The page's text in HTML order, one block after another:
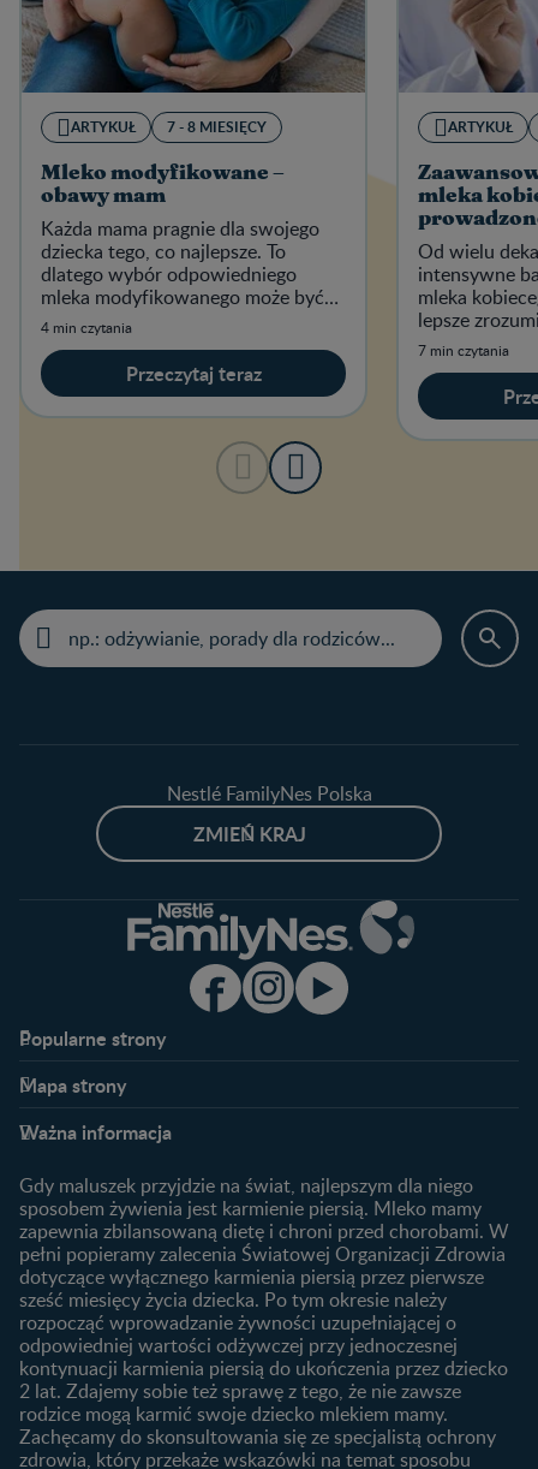
ARTYKUŁ 7 - 8 MIESIĘCY
Mleko modyfikowane –
obawy mam
Każda mama pragnie dla swojego
dziecka tego, co najlepsze. To
dlatego wybór odpowiedniego
mleka modyfikowanego może być
dla Ciebie ważną decyzją.
4 min czytania
Przeczytaj teraz
ARTYKUŁ
mleka
Od wielu
intensywne
mleka
lepsze
7 min czytania
Nestlé FamilyNes Polska
ZMIEŃ KRAJ
Popularne strony​
Kontakt
FAQ
Produkty
Wyszukiwarka produktów
Nasze marki
Mapa strony​
Plamienie implantacyjne –
Jak zaplanować płeć
dziecka?
Jak rozpoznać dni płodne?
Badania przed ciążą
Planowanie urlopu
macierzyńskiego
1. trymestr ciąży
2. trymestr ciąży
3. trymestr ciąży
Rozwój dziecka
Kalendarz rozwoju dziecka
Skoki rozwojowe
Żywienie dziecka
10 sposobów jak poprawić
laktację
Ważna informacja
Gdy maluszek przyjdzie na świat, najlepszym dla niego
sposobem żywienia jest karmienie piersią. Mleko mamy
zapewnia zbilansowaną dietę i chroni przed chorobami. W
pełni popieramy zalecenia Światowej Organizacji Zdrowia
dotyczące wyłącznego karmienia piersią przez pierwsze
sześć miesięcy życia dziecka. Po tym okresie należy
rozpocząć wprowadzanie żywności uzupełniającej o
odpowiedniej wartości odżywczej przy jednoczesnej
kontynuacji karmienia piersią do ukończenia przez dziecko
2 lat. Zdajemy sobie też sprawę z tego, że nie zawsze
rodzice mogą karmić swoje dziecko mlekiem mamy.
Zachęcamy do skonsultowania się ze specjalistą ochrony
zdrowia, który przekaże wskazówki na temat sposobu